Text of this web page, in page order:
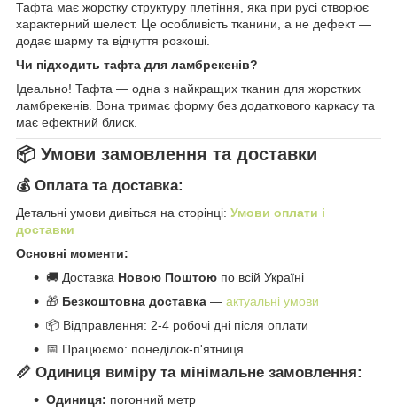
Тафта має жорстку структуру плетіння, яка при русі створює
характерний шелест. Це особливість тканини, а не дефект —
додає шарму та відчуття розкоші.
Чи підходить тафта для ламбрекенів?
Ідеально! Тафта — одна з найкращих тканин для жорстких
ламбрекенів. Вона тримає форму без додаткового каркасу та
має ефектний блиск.
📦 Умови замовлення та доставки
💰 Оплата та доставка:
Детальні умови дивіться на сторінці: Умови оплати і
доставки
Основні моменти:
🚚 Доставка Новою Поштою по всій Україні
🎁 Безкоштовна доставка — актуальні умови
📦 Відправлення: 2-4 робочі дні після оплати
📅 Працюємо: понеділок-п'ятниця
📏 Одиниця виміру та мінімальне замовлення:
Одиниця: погонний метр